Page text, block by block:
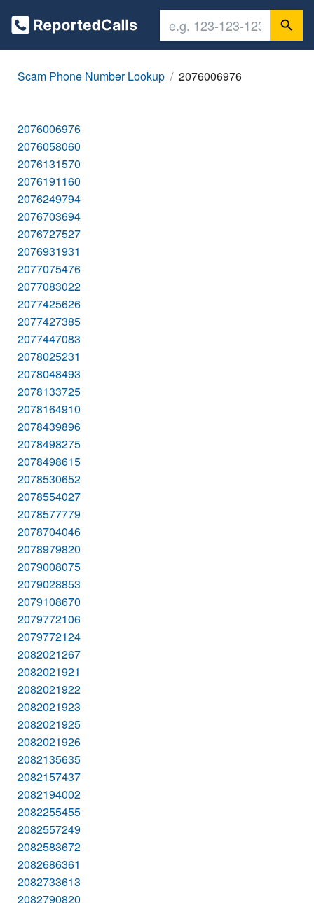
Scam Phone Number Lookup 2076006976
2076006976
2076058060
2076131570
2076191160
2076249794
2076703694
2076727527
2076931931
2077075476
2077083022
2077425626
2077427385
2077447083
2078025231
2078048493
2078133725
2078164910
2078439896
2078498275
2078498615
2078530652
2078554027
2078577779
2078704046
2078979820
2079008075
2079028853
2079108670
2079772106
2079772124
2082021267
2082021921
2082021922
2082021923
2082021925
2082021926
2082135635
2082157437
2082194002
2082255455
2082557249
2082583672
2082686361
2082733613
2082790820